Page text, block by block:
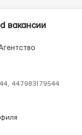
вакансии
447983179544